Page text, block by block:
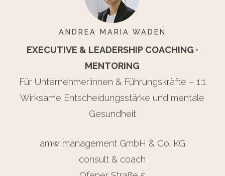
ANDREA MARIA WADEN
EXECUTIVE & LEADERSHIP COACHING ·
MENTORING
Für Unternehmer:innen & Führungskräfte – 1:1
Wirksame Entscheidungsstärke und mentale
Gesundheit
amw management GmbH & Co. KG
consult & coach